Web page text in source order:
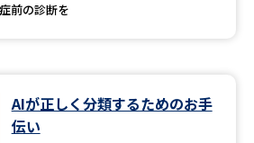
前の診断を
AIが正しく分類するためのお手
伝い